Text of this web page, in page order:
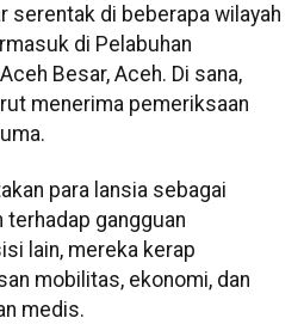
serentak di beberapa wilayah
di Pelabuhan
Besar, Aceh. Di sana,
menerima pemeriksaan
para lansia sebagai
gangguan
lain, mereka kerap
mobilitas, ekonomi, dan
medis.